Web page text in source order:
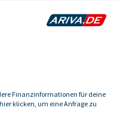
Finanzinformationen für deine
klicken, um eine Anfrage zu